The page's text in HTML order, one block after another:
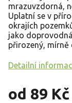
od 89 Kč
mrazuvzdorná,
Uplatní se v
okrajích
jako
přirozený, mírně
Detailní